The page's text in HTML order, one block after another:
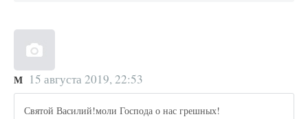
М 15 августа 2019, 22:53
Святой Василий!моли Господа о нас грешных!